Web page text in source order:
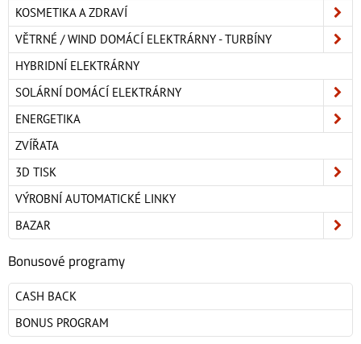
KOSMETIKA A ZDRAVÍ
VĚTRNÉ / WIND DOMÁCÍ ELEKTRÁRNY - TURBÍNY
HYBRIDNÍ ELEKTRÁRNY
SOLÁRNÍ DOMÁCÍ ELEKTRÁRNY
ENERGETIKA
ZVÍŘATA
3D TISK
VÝROBNÍ AUTOMATICKÉ LINKY
BAZAR
Bonusové programy
CASH BACK
BONUS PROGRAM